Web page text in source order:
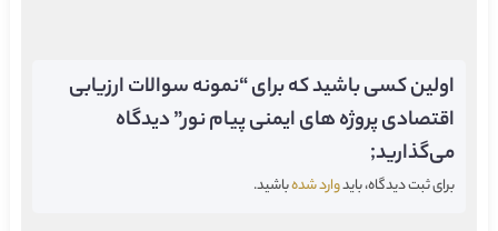
اولین کسی باشید که برای “نمونه سوالات ارزیابی
اقتصادی پروژه های ایمنی پیام نور” دیدگاه
می‌گذارید;
برای ثبت دیدگاه، بایدوارد شدهباشید.